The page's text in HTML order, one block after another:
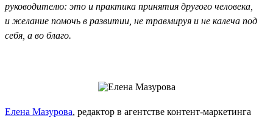
руководителю: это и практика принятия другого человека,
и желание помочь в развитии, не травмируя и не калеча под
себя, а во благо.
Елена Мазурова, редактор в агентстве контент-маркетинга